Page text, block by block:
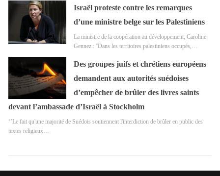
Israël proteste contre les remarques
d’une ministre belge sur les Palestiniens
La ministre de la coopération au développement, Caroline
Gennez : ''Dans les territoires palestiniens occupés,…
Des groupes juifs et chrétiens européens
demandent aux autorités suédoises
d’empêcher de brûler des livres saints
devant l’ambassade d’Israël à Stockholm
‘’Le fait qu'une majorité de Suédois soutiennent l'interdiction de brûler en public des
textes religieux…